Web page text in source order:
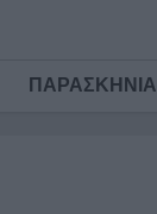
ΠΑΡΑΣΚΗΝΙΑ